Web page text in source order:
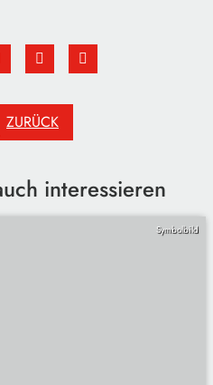
ZURÜCK
interessieren
Symbolbild